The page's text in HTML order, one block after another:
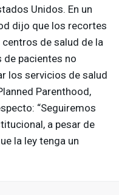
Unidos. En un
dijo que los recortes
de salud de la
de pacientes no
los servicios de salud
Parenthood,
“Seguiremos
a pesar de
la ley tenga un